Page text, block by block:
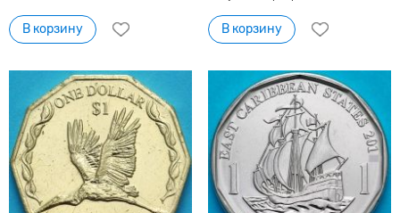
В корзину В корзину